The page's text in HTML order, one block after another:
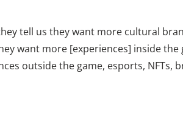
tell us they want more cultural
want more [experiences] inside the
outside the game, esports, NFTs,